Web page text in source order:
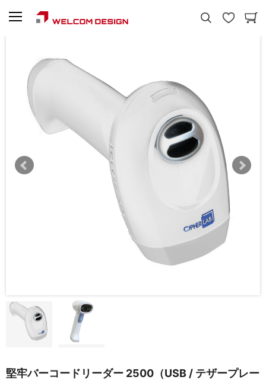
堅牢バーコードリーダー 2500（USB / テザープレー